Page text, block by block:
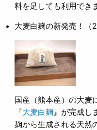
料を足しても利用でき
大麦白麹の新発売！
国産（熊本産）の大麦
『大麦白麹』が完成し
麹から生成される天然